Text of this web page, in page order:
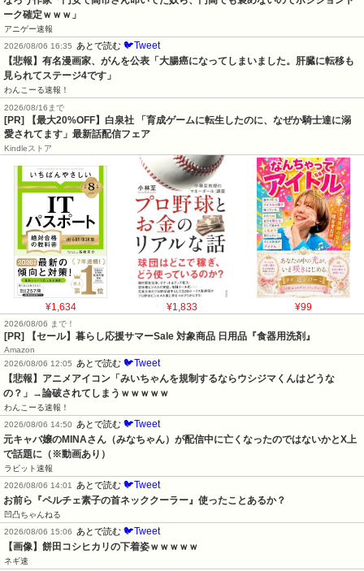
ーク確定ｗｗｗ」
アニゲー速報
2026/08/06 16:35
あとで読む 🐦Tweet
【悲報】有名漫画家、がんを公表「大腸癌になってしまいました。肝臓に転移も
見られてステージ4です」
わんこーる速報！
2026/08/16まで
[PR] 【最大20%OFF】白泉社 「育成ゲームに転生したのに、なぜか騎士達に溺
愛されてます」最新話配信フェア
Kindleストア
¥1,634 ¥1,833 ¥99
2026/08/06 まで！
[PR] 【セール】暮らし応援サマーSale 対象商品 日用品『食器用洗剤』
Amazon
2026/08/06 12:05
あとで読む 🐦Tweet
【悲報】アニメアイコン「みいちゃんを規制するならウシジマくんはどうな
の？」→論破されてしまうｗｗｗｗｗ
わんこーる速報！
2026/08/06 14:50
あとで読む 🐦Tweet
元キャバ嬢のMINAさん（みなちゃん）が配信中に亡くなったのではないかとX上
で話題に（※動画あり）
ラビット速報
2026/08/06 14:01
あとで読む 🐦Tweet
お前ら『ペルチェ素子の首ネッククーラー』使ったことあるか？
凹凸ちゃんねる
2026/08/06 15:06
あとで読む 🐦Tweet
【画像】餅田コシヒカリの下着姿ｗｗｗｗｗ
ネギ速